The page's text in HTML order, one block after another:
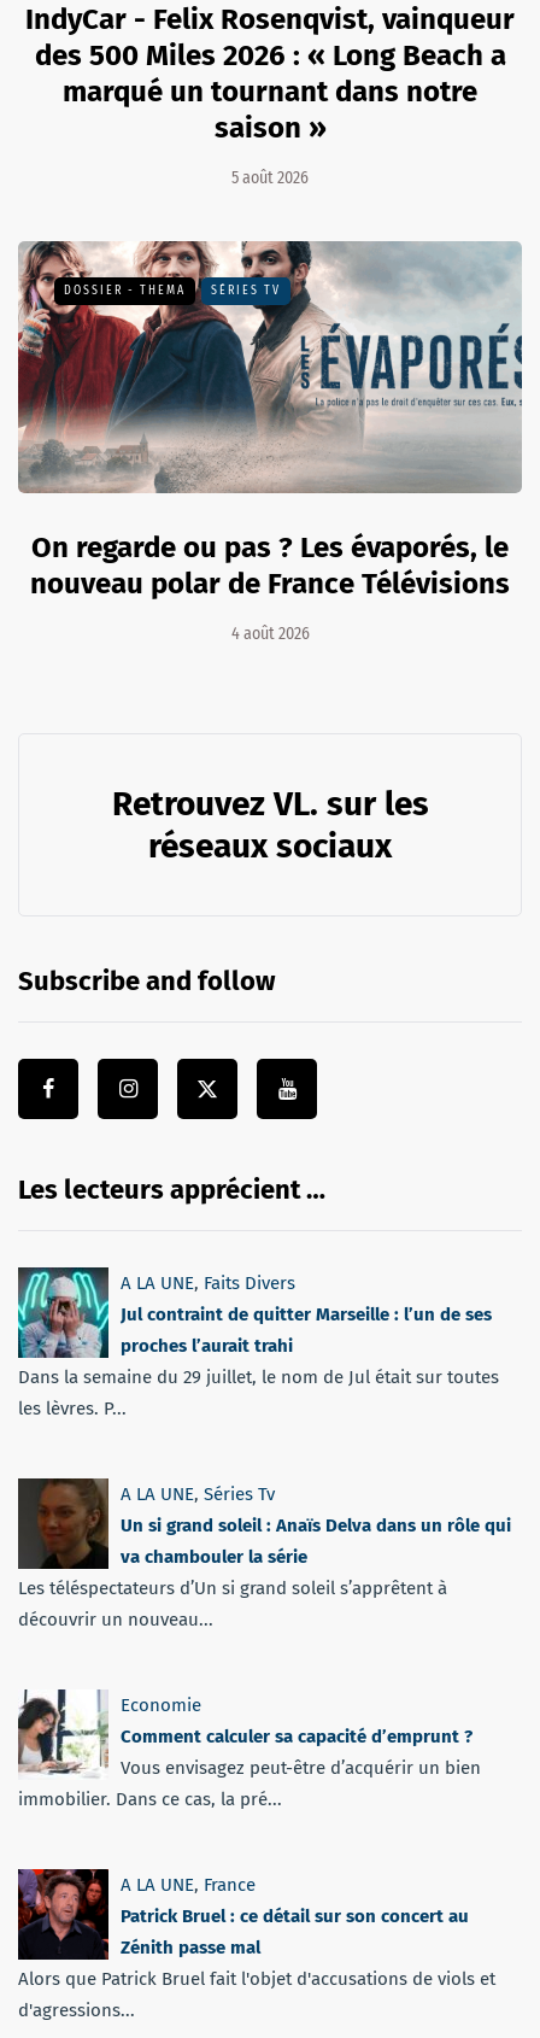
IndyCar - Felix Rosenqvist, vainqueur
des 500 Miles 2026 : « Long Beach a
marqué un tournant dans notre
saison »
5 août 2026
DOSSIER - THEMA SÉRIES TV
On regarde ou pas ? Les évaporés, le
nouveau polar de France Télévisions
4 août 2026
Retrouvez VL. sur les
réseaux sociaux
Subscribe and follow
Les lecteurs apprécient …
A LA UNE, Faits Divers
Jul contraint de quitter Marseille : l’un de ses
proches l’aurait trahi
Dans la semaine du 29 juillet, le nom de Jul était sur toutes
les lèvres. P...
A LA UNE, Séries Tv
Un si grand soleil : Anaïs Delva dans un rôle qui
va chambouler la série
Les téléspectateurs d’Un si grand soleil s’apprêtent à
découvrir un nouveau...
Economie
Comment calculer sa capacité d’emprunt ?
Vous envisagez peut-être d’acquérir un bien
immobilier. Dans ce cas, la pré...
A LA UNE, France
Patrick Bruel : ce détail sur son concert au
Zénith passe mal
Alors que Patrick Bruel fait l'objet d'accusations de viols et
d'agressions...